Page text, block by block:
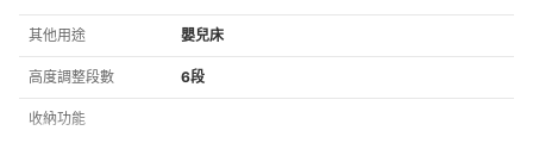
其他用途 嬰兒床
高度調整段數 6段
收納功能